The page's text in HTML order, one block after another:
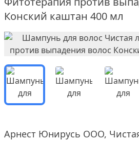
Конский каштан 400 мл
Арнест Юнирусь ООО,